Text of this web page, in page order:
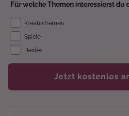
Für welche Themen interessierst du
Kreativthemen
Spiele
Beides
Jetzt kostenlos